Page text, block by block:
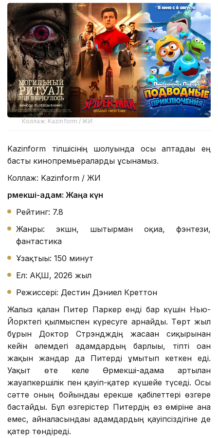
Коллаж: Kazinform / ЖИ
Kazinform тілшісінің шолуында осы аптадағы ең
басты кинопремьераларды ұсынамыз.
Коллаж: Kazinform / ЖИ
Өрмекші-адам: Жаңа күн
Рейтинг: 7.8
Жанры: экшн, шытырман оқиға, фэнтези,
фантастика
Ұзақтығы: 150 минут
Ел: АҚШ, 2026 жыл
Режиссері: Дестин Дэниел Креттон
Жалғыз қалған Питер Паркер енді бар күшін Нью-
Йорктегі қылмыспен күресуге арнайды. Төрт жыл
бұрын Доктор Стрэндждің жасаған сиқырынан
кейін әлемдегі адамдардың барлығы, тіпті оған
жақын жандар да Питерді ұмытып кеткен еді.
Уақыт өте келе Өрмекші-адамға артылған
жауапкершілік пен қауіп-қатер күшейе түседі. Осы
сәтте оның бойындағы ерекше қабілеттері өзгере
бастайды. Бұл өзгерістер Питердің өз өміріне ғана
емес, айналасындағы адамдардың қауіпсіздігіне де
қатер төндіреді.